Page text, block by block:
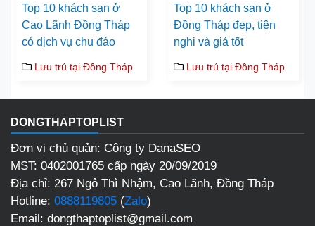
Top 10 khách sạn ở
Cao Lãnh Đồng Tháp
có dịch vụ chu đáo
Lưu trú tại Đồng Tháp
Top 10 khách sạn ở
Đồng Tháp đẹp, tiện
nghi và giá tốt
Lưu trú tại Đồng Tháp
DONGTHAPTOPLIST
Đơn vị chủ quản: Công ty DanaSEO
MST: 0402001765 cấp ngày 20/09/2019
Địa chỉ: 267 Ngô Thì Nhậm, Cao Lãnh, Đồng Tháp
Hotline: 0888119805 (Zalo)
Email: dongthaptoplist@gmail.com